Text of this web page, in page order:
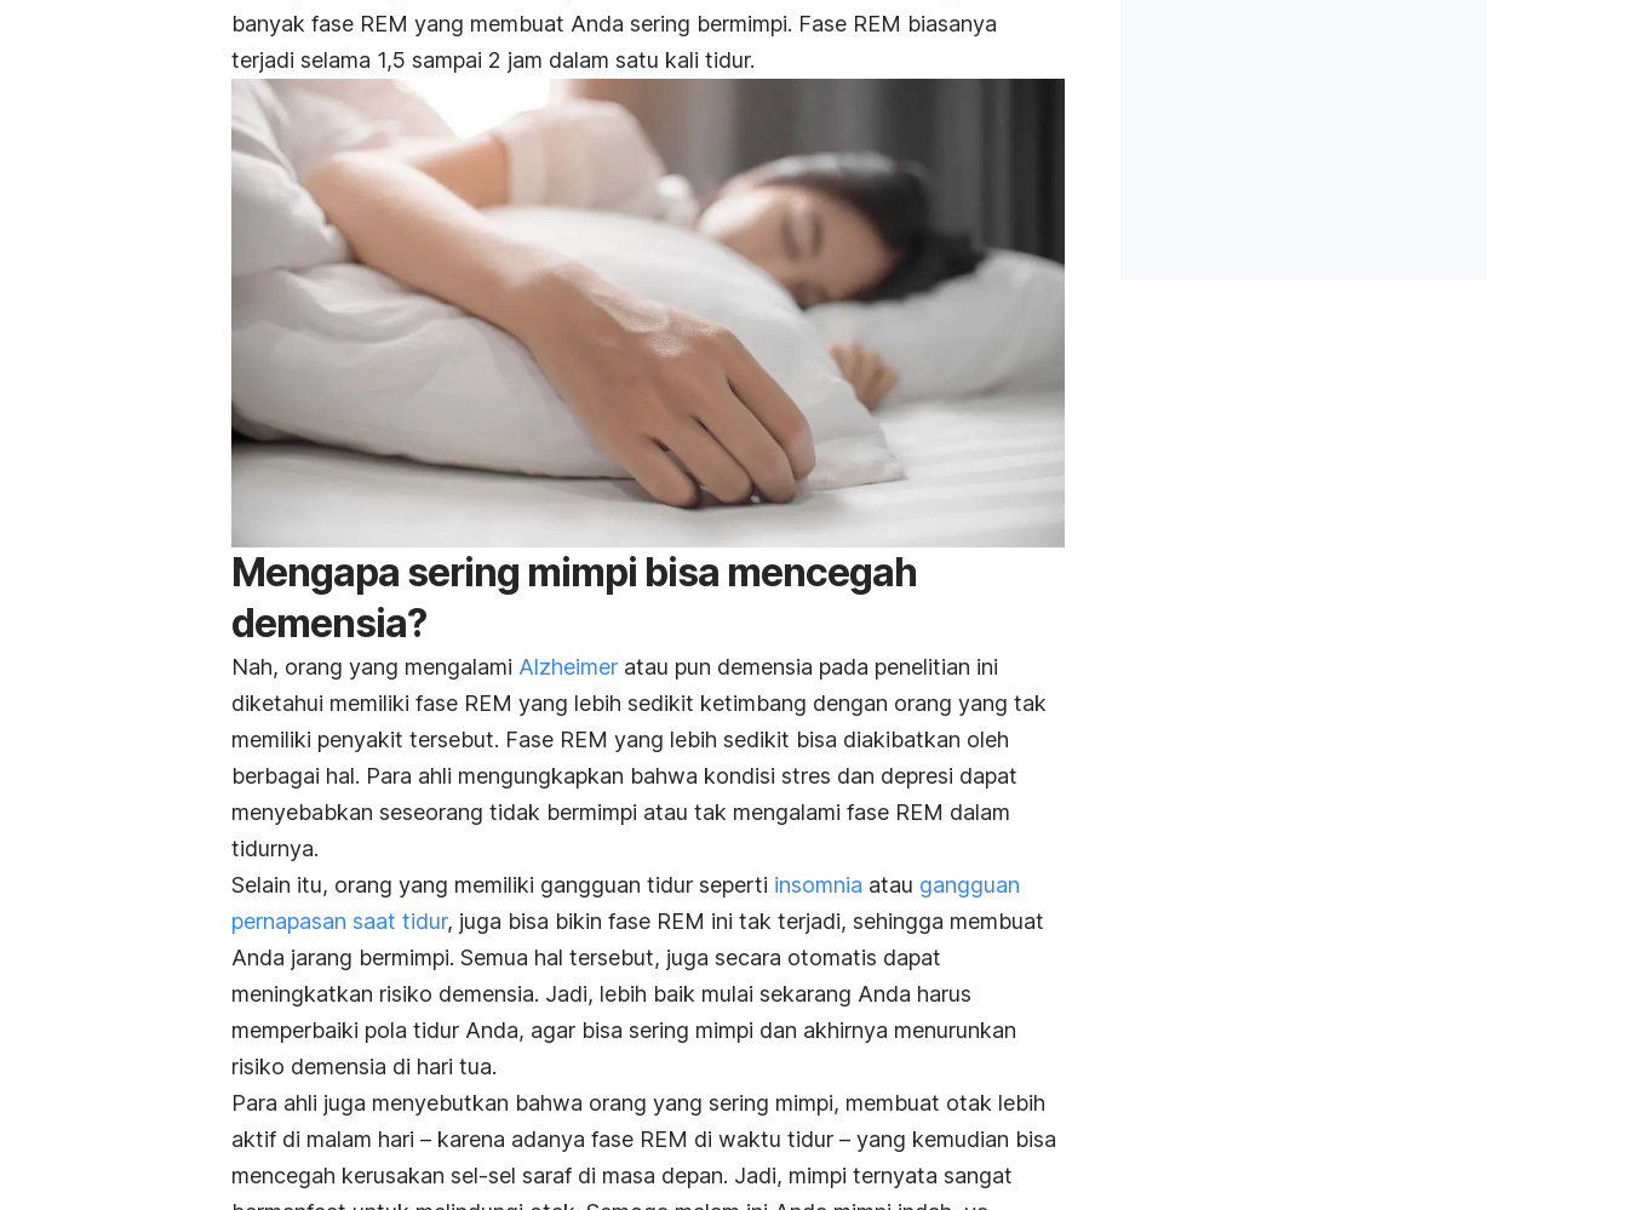
banyak fase REM yang membuat Anda sering bermimpi. Fase REM biasanya
terjadi selama 1,5 sampai 2 jam dalam satu kali tidur.
Mengapa sering mimpi bisa mencegah
demensia?
Nah, orang yang mengalami Alzheimer atau pun demensia pada penelitian ini
diketahui memiliki fase REM yang lebih sedikit ketimbang dengan orang yang tak
memiliki penyakit tersebut. Fase REM yang lebih sedikit bisa diakibatkan oleh
berbagai hal. Para ahli mengungkapkan bahwa kondisi stres dan depresi dapat
menyebabkan seseorang tidak bermimpi atau tak mengalami fase REM dalam
tidurnya.
Selain itu, orang yang memiliki gangguan tidur seperti insomnia atau gangguan
pernapasan saat tidur, juga bisa bikin fase REM ini tak terjadi, sehingga membuat
Anda jarang bermimpi. Semua hal tersebut, juga secara otomatis dapat
meningkatkan risiko demensia. Jadi, lebih baik mulai sekarang Anda harus
memperbaiki pola tidur Anda, agar bisa sering mimpi dan akhirnya menurunkan
risiko demensia di hari tua.
Para ahli juga menyebutkan bahwa orang yang sering mimpi, membuat otak lebih
aktif di malam hari – karena adanya fase REM di waktu tidur – yang kemudian bisa
mencegah kerusakan sel-sel saraf di masa depan. Jadi, mimpi ternyata sangat